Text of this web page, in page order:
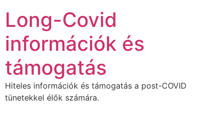
tartalomhoz
Long-Covid
információk és
támogatás
Hiteles információk és támogatás a post-COVID
tünetekkel élők számára.